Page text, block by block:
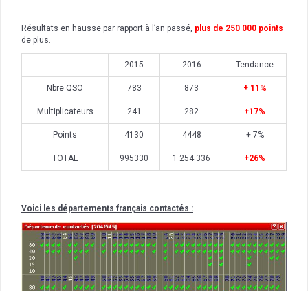
Résultats en hausse par rapport à l’an passé, plus de 250 000 points
de plus.
2015 2016 Tendance
Nbre QSO 783 873 + 11%
Multiplicateurs 241 282 +17%
Points 4130 4448 + 7%
TOTAL 995330 1 254 336 +26%
Voici les départements français contactés :